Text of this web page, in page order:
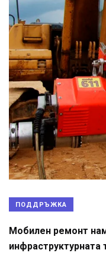
ПОДДРЪЖКА
Мобилен ремонт
инфраструктурната